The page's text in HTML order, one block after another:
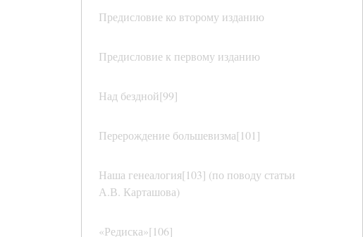
Предисловие ко второму изданию
Предисловие к первому изданию
Над бездной[99]
Перерождение большевизма[101]
Наша генеалогия[103] (по поводу статьи
А.В. Карташова)
«Редиска»[106]